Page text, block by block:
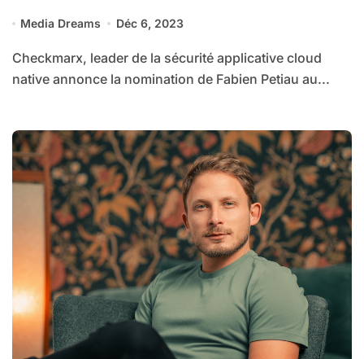
Media Dreams Déc 6, 2023
Checkmarx, leader de la sécurité applicative cloud
native annonce la nomination de Fabien Petiau au...